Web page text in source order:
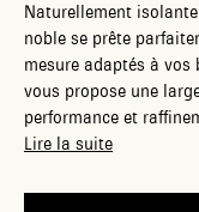
Naturellement
noble se prête
mesure adaptés à vos
vous propose une
performance et
accompagnement
de vos fenêtres.
Lire la suite